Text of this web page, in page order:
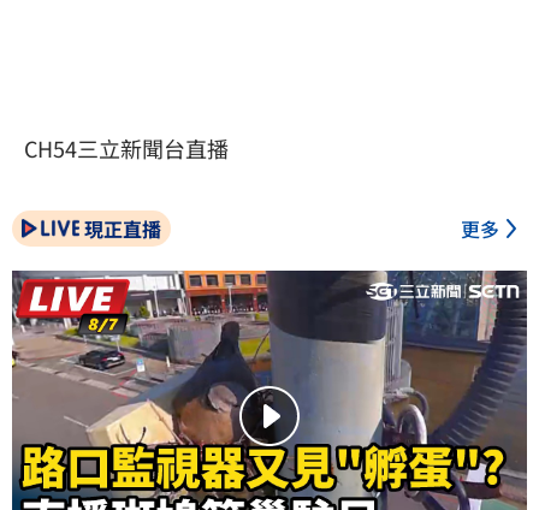
CH54三立新聞台直播
現正直播 更多